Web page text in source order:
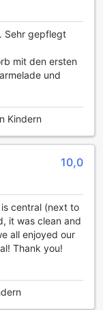
die auf
stehen
Verfügung,
Darüber hinaus
out, um
zu gestalten.
stehen an
kostenlosem
der Außenwelt
Bereichen
Verfügung. Für
Zudem steht
der Ihnen bei
ist. Egal,
suchen – im
darauf
möglich zu
Sehr gepflegt
mit den ersten
und
Kindern
10,0
central (next to
it was clean and
all enjoyed our
Thank you!